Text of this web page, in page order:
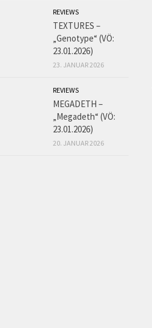
REVIEWS
TEXTURES –
„Genotype“ (VÖ:
23.01.2026)
23. JANUAR 2026
REVIEWS
MEGADETH –
„Megadeth“ (VÖ:
23.01.2026)
20. JANUAR 2026